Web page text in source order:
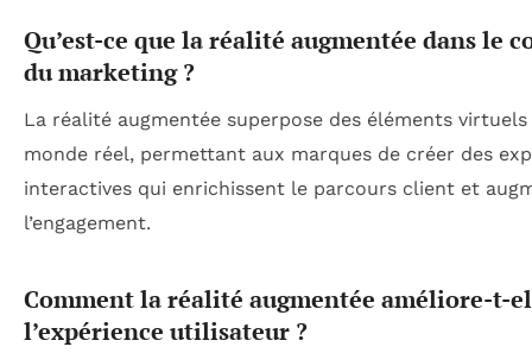
Qu’est-ce que la réalité augmentée dans le
du marketing ?
La réalité augmentée superpose des éléments virtuels
monde réel, permettant aux marques de créer des
interactives qui enrichissent le parcours client et
l’engagement.
Comment la réalité augmentée améliore-t-
l’expérience utilisateur ?